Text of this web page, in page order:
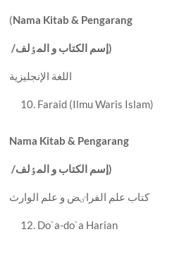
(Nama Kitab & Pengarang
/ إسم الکتاب و المٶلف)
اللغة الإنجليزية
Faraid (Ilmu Waris Islam)
Nama Kitab & Pengarang
/ إسم الکتاب و المٶلف)
کتاب علم الفراٸض و علم الوارث
Do`a-do`a Harian